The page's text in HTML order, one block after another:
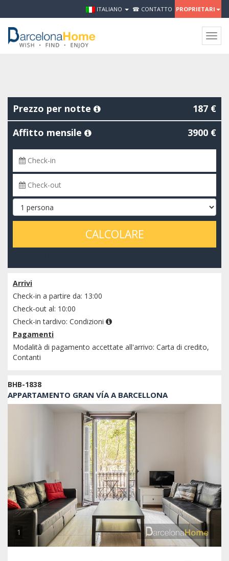
ITALIANO ☎ CONTATTO PROPRIETARI
Prezzo per notte
187 €
Affitto mensile
3900 €
CALCOLARE
Arrivi
Check-in a partire da: 13:00
Check-out al: 10:00
Check-in tardivo: Condizioni
Pagamenti
Modalità di pagamento accettate all'arrivo: Carta di credito,
Contanti
BHB-1838
APPARTAMENTO GRAN VÍA A BARCELLONA
1